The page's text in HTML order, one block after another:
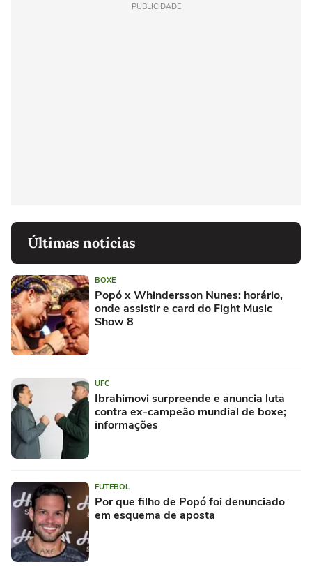
PUBLICIDADE
Últimas notícias
BOXE
Popó x Whindersson Nunes: horário,
onde assistir e card do Fight Music
Show 8
UFC
Ibrahimovi surpreende e anuncia luta
contra ex-campeão mundial de boxe;
informações
FUTEBOL
Por que filho de Popó foi denunciado
em esquema de aposta